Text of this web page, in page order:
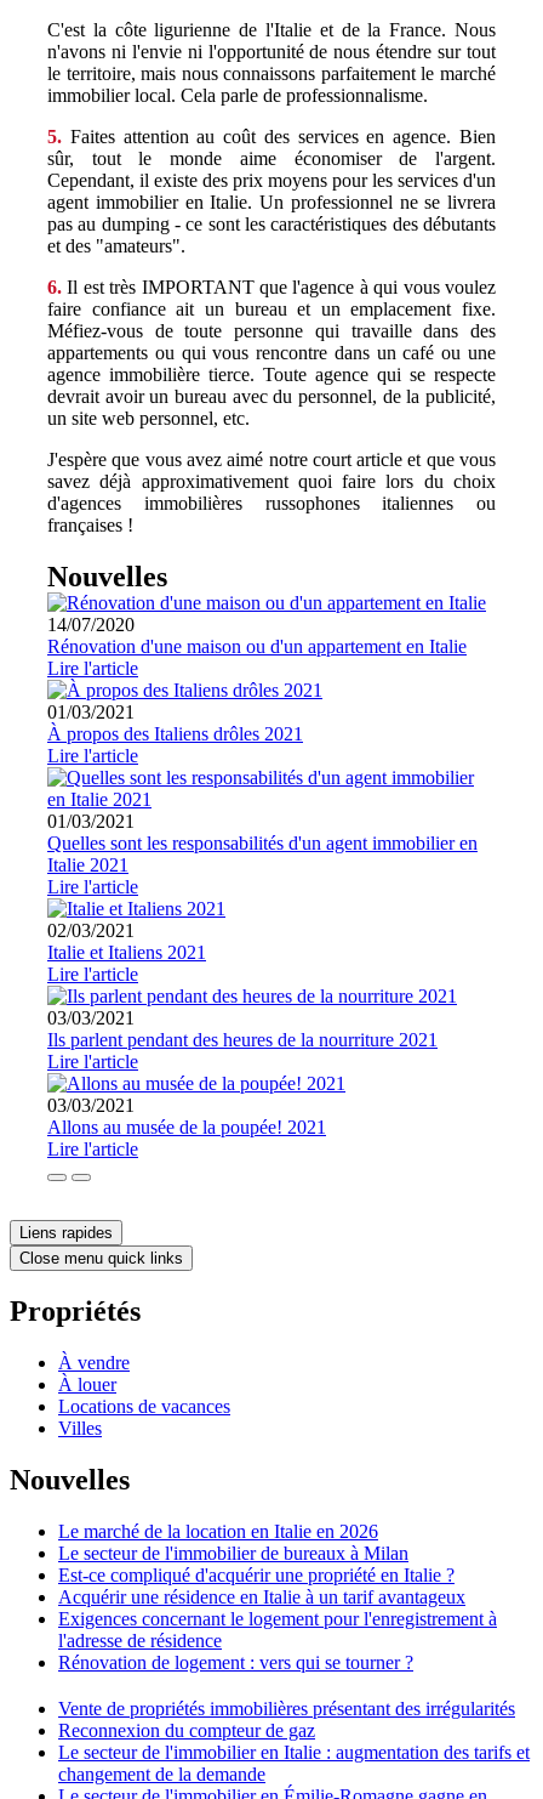
C'est la côte ligurienne de l'Italie et de la France. Nous
n'avons ni l'envie ni l'opportunité de nous étendre sur tout
le territoire, mais nous connaissons parfaitement le marché
immobilier local. Cela parle de professionnalisme.
5. Faites attention au coût des services en agence. Bien
sûr, tout le monde aime économiser de l'argent.
Cependant, il existe des prix moyens pour les services d'un
agent immobilier en Italie. Un professionnel ne se livrera
pas au dumping - ce sont les caractéristiques des débutants
et des "amateurs".
6. Il est très IMPORTANT que l'agence à qui vous voulez
faire confiance ait un bureau et un emplacement fixe.
Méfiez-vous de toute personne qui travaille dans des
appartements ou qui vous rencontre dans un café ou une
agence immobilière tierce. Toute agence qui se respecte
devrait avoir un bureau avec du personnel, de la publicité,
un site web personnel, etc.
J'espère que vous avez aimé notre court article et que vous
savez déjà approximativement quoi faire lors du choix
d'agences immobilières russophones italiennes ou
françaises !
Nouvelles
14/07/2020
Rénovation d'une maison ou d'un appartement en Italie
Lire l'article
01/03/2021
À propos des Italiens drôles 2021
Lire l'article
01/03/2021
Quelles sont les responsabilités d'un agent immobilier en
Italie 2021
Lire l'article
02/03/2021
Italie et Italiens 2021
Lire l'article
03/03/2021
Ils parlent pendant des heures de la nourriture 2021
Lire l'article
03/03/2021
Allons au musée de la poupée! 2021
Lire l'article
Liens rapides
Close menu quick links
Propriétés
À vendre
À louer
Locations de vacances
Villes
Nouvelles
Le marché de la location en Italie en 2026
Le secteur de l'immobilier de bureaux à Milan
Est-ce compliqué d'acquérir une propriété en Italie ?
Acquérir une résidence en Italie à un tarif avantageux
Exigences concernant le logement pour l'enregistrement à
l'adresse de résidence
Rénovation de logement : vers qui se tourner ?
Vente de propriétés immobilières présentant des irrégularités
Reconnexion du compteur de gaz
Le secteur de l'immobilier en Italie : augmentation des tarifs et
changement de la demande